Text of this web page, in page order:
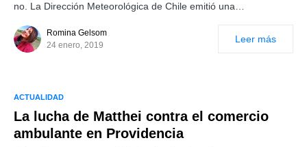
no. La Dirección Meteorológica de Chile emitió una…
Romina Gelsom
24 enero, 2019
Leer más
ACTUALIDAD
La lucha de Matthei contra el comercio
ambulante en Providencia